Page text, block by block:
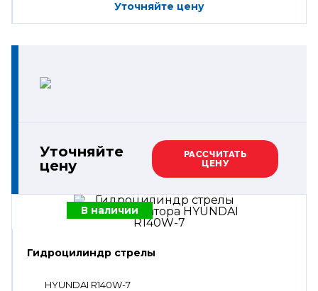
Уточняйте цену
Уточняйте
цену
РАССЧИТАТЬ
ЦЕНУ
В наличии
Гидроцилиндр стрелы
HYUNDAI R140W-7